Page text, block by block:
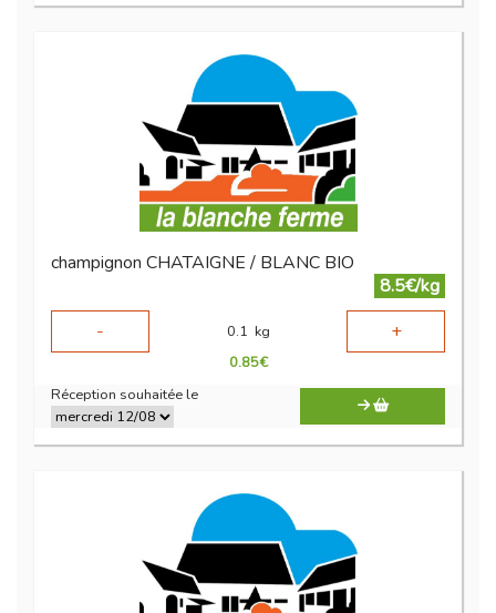
champignon CHATAIGNE / BLANC BIO
8.5€/kg
-
0.1 kg +
0.85€
Réception souhaitée le